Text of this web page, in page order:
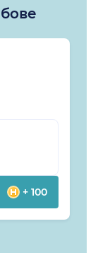
+ 100